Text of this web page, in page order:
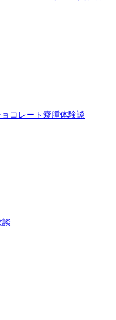
コレート嚢腫体験談
談